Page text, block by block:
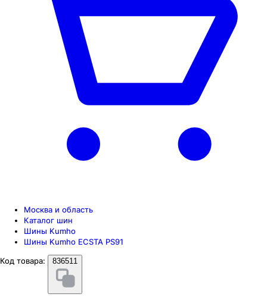
Москва и область
Каталог шин
Шины Kumho
Шины Kumho ECSTA PS91
Код товара:
836511